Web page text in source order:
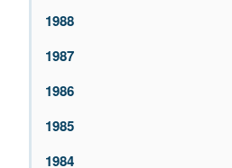
1988
1987
1986
1985
1984